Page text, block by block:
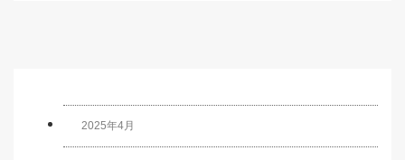
2025年4月